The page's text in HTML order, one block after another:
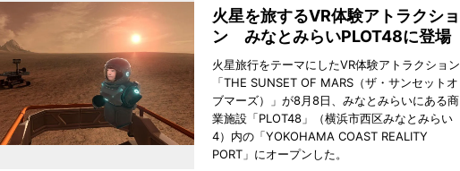
火星を旅するVR体験アトラクショ
ン みなとみらいPLOT48に登場
火星旅行をテーマにしたVR体験アトラクション
「THE SUNSET OF MARS（ザ・サンセットオ
ブマーズ）」が8月8日、みなとみらいにある商
業施設「PLOT48」（横浜市西区みなとみらい
4）内の「YOKOHAMA COAST REALITY
PORT」にオープンした。